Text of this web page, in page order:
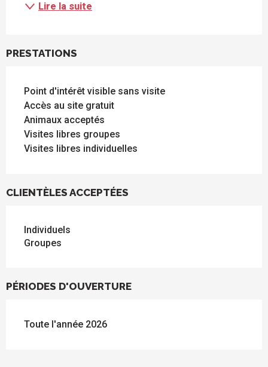
Lire la suite
PRESTATIONS
Point d'intérêt visible sans visite
Accès au site gratuit
Animaux acceptés
Visites libres groupes
Visites libres individuelles
CLIENTÈLES ACCEPTÉES
Individuels
Groupes
PÉRIODES D'OUVERTURE
Toute l'année 2026